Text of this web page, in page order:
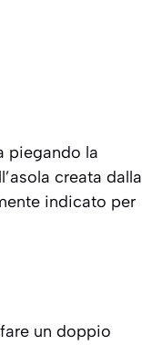
piegando la
creata dalla
indicato per
un doppio